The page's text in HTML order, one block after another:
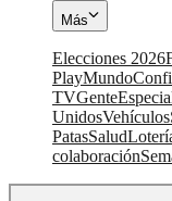
Más
Elecciones 2026
PlayMundo
TVGente
UnidosVehículos
PatasSalud
colaboración